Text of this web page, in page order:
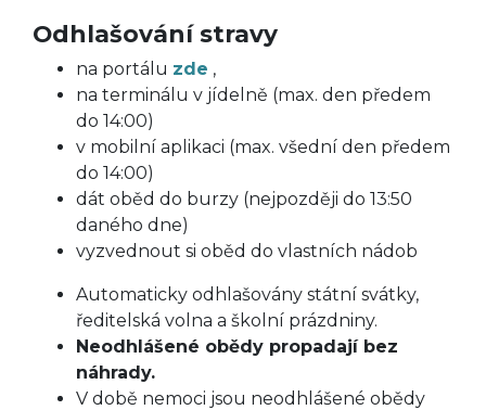
Odhlašování stravy
na portálu zde ,
na terminálu v jídelně (max. den předem
do 14:00)
v mobilní aplikaci (max. všední den předem
do 14:00)
dát oběd do burzy (nejpozději do 13:50
daného dne)
vyzvednout si oběd do vlastních nádob
Automaticky odhlašovány státní svátky,
ředitelská volna a školní prázdniny.
Neodhlášené obědy propadají bez
náhrady.
V době nemoci jsou neodhlášené obědy